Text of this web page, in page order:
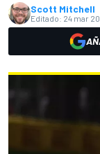
Scott Mitchell
Editado: 24 mar